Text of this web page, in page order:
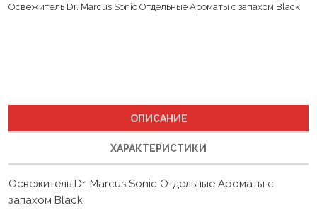
Освежитель Dr. Marcus Sonic Отдельные Ароматы с запахом Black
ХАРАКТЕРИСТИКИ
Освежитель Dr. Marcus Sonic Отдельные Ароматы с
запахом Black